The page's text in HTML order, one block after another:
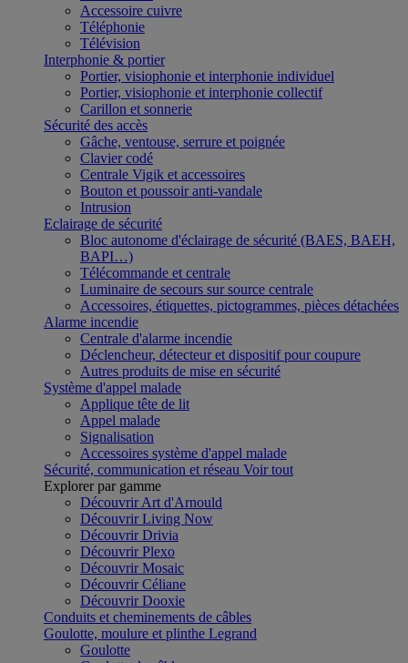
Accessoire cuivre
Téléphonie
Télévision
Interphonie & portier
Portier, visiophonie et interphonie individuel
Portier, visiophonie et interphonie collectif
Carillon et sonnerie
Sécurité des accès
Gâche, ventouse, serrure et poignée
Clavier codé
Centrale Vigik et accessoires
Bouton et poussoir anti-vandale
Intrusion
Eclairage de sécurité
Bloc autonome d'éclairage de sécurité (BAES, BAEH,
BAPI…)
Télécommande et centrale
Luminaire de secours sur source centrale
Accessoires, étiquettes, pictogrammes, pièces détachées
Alarme incendie
Centrale d'alarme incendie
Déclencheur, détecteur et dispositif pour coupure
Autres produits de mise en sécurité
Système d'appel malade
Applique tête de lit
Appel malade
Signalisation
Accessoires système d'appel malade
Sécurité, communication et réseau Voir tout
Explorer par gamme
Découvrir Art d'Arnould
Découvrir Living Now
Découvrir Drivia
Découvrir Plexo
Découvrir Mosaic
Découvrir Céliane
Découvrir Dooxie
Conduits et cheminements de câbles
Goulotte, moulure et plinthe Legrand
Goulotte